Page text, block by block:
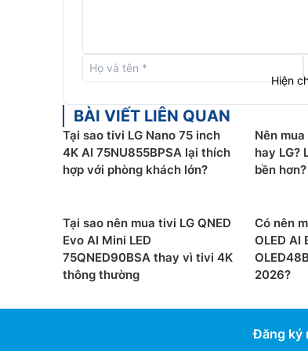
Hệ điều hành webOS 25
Tivi LG 4K 75QNED86ASA được cài đặt
giải trí và đa dạng các tiện ích đi kèm.
sản phẩm trong 5 năm liên tiếp để các
Hiện
BÀI VIẾT LIÊN QUAN
Tại sao tivi LG Nano 75 inch
4K AI 75NU855BPSA lại thích
hợp với phòng khách lớn?
Nên
hay LG?
bền hơn?
Tại sao nên mua tivi LG QNED
Evo AI Mini LED
75QNED90BSA thay vì tivi 4K
thông thường
Có nên
OLED AI
2026?
Đăng ký